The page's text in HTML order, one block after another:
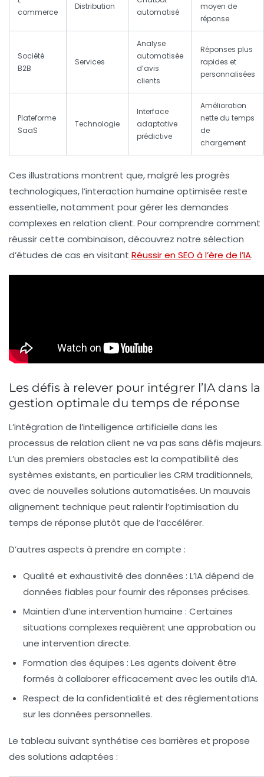
commerce
Distribution
automatisé
moyen de
réponse
Société
B2B
Services
Analyse
automatisée
d’avis
clients
Réponses plus
rapides et
personnalisées
Plateforme
SaaS
Technologie
Interface
adaptative
prédictive
Amélioration
nette du temps
de
chargement
Ces illustrations montrent que, malgré les progrès
technologiques,l’interaction humaine optimisée reste
essentielle, notamment pour gérer les demandes
complexes en relation client. Pour comprendre comment
réussir cette combinaison, découvrez notre sélection
d’études de cas en visitant Réussir en SEO à l’ère de l’IA.
Les défis à relever pour intégrer l’IA dans la
gestion optimale du temps de réponse
L’intégration de l’intelligence artificielle dans les
processus de relation client ne va pas sans défis majeurs.
L’un des premiers obstacles est la compatibilité des
systèmes existants, en particulier les CRM traditionnels,
avec de nouvelles solutions automatisées. Un mauvais
alignement technique peut ralentir l’optimisation du
temps de réponse plutôt que de l’accélérer.
D’autres aspects à prendre en compte :
Qualité et exhaustivité des données : L’IA dépend de
données fiables pour fournir des réponses précises.
Maintien d’une intervention humaine : Certaines
situations complexes requièrent une approbation ou
une intervention directe.
Formation des équipes : Les agents doivent être
formés à collaborer efficacement avec les outils d’IA.
Respect de la confidentialité et des réglementations
sur les données personnelles.
Le tableau suivant synthétise ces barrières et propose
des solutions adaptées :